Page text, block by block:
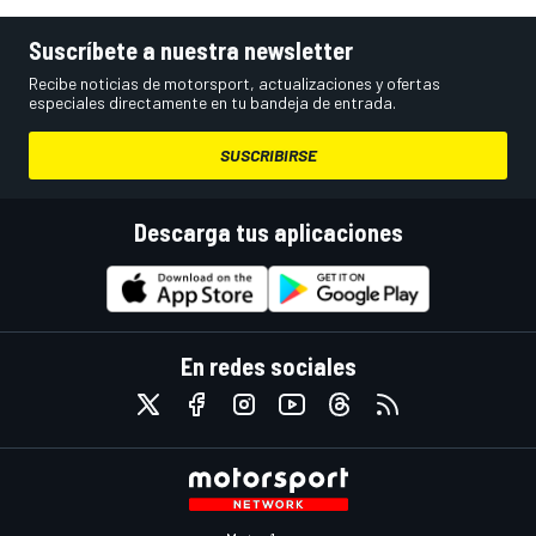
Suscríbete a nuestra newsletter
Recibe noticias de motorsport, actualizaciones y ofertas
especiales directamente en tu bandeja de entrada.
SUSCRIBIRSE
Descarga tus aplicaciones
En redes sociales